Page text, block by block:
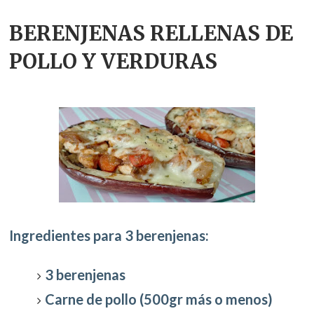
BERENJENAS RELLENAS DE
POLLO Y VERDURAS
Ingredientes para 3 berenjenas:
3 berenjenas
Carne de pollo (500gr más o menos)